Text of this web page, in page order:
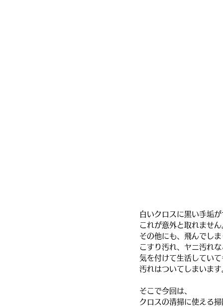
白いクロスに黒い手垢
これが意外と取れません
その他にも、飛んでし
こすり汚れ、ヤニ汚れな
気を付けて生活していて
汚れはついてしまいます
そこで今回は、
クロスの清掃に使える